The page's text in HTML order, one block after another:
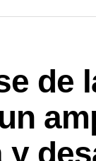
de